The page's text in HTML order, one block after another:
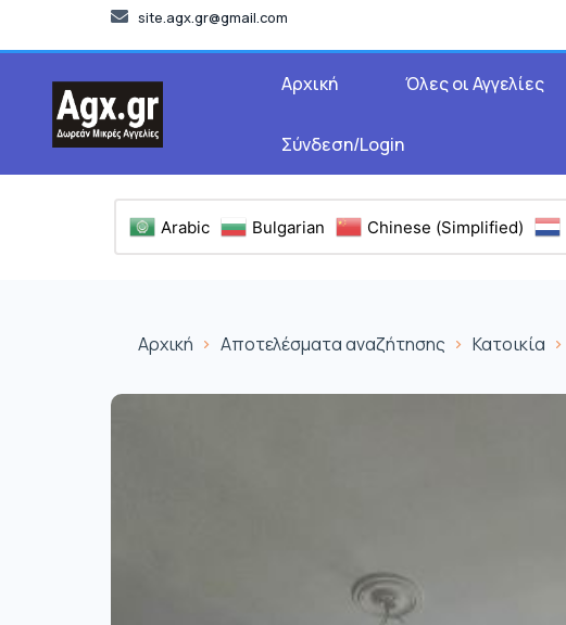
site.agx.gr@gmail.com
Αρχική Όλες οι Αγγελίες
Σύνδεση/Login
Arabic Bulgarian Chinese (Simplified)
Αρχική Αποτελέσματα αναζήτησης Κατοικία